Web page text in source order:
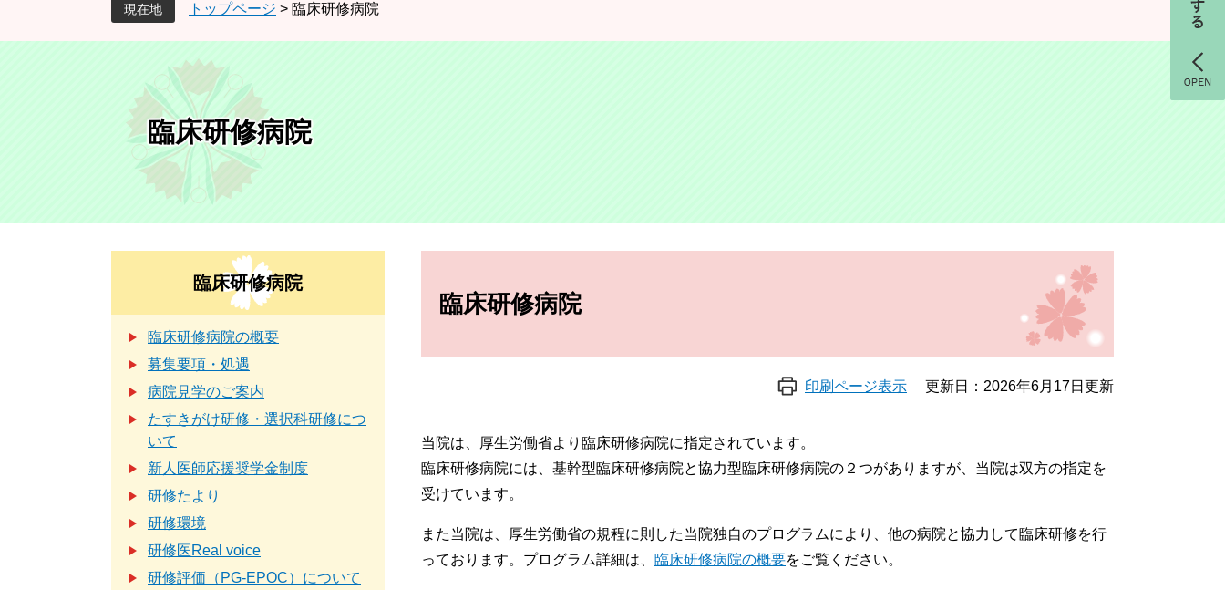
現在地 トップページ > 臨床研修病院
臨床研修病院
臨床研修病院
印刷ページ表示 更新日：2026年6月17日更新
当院は、厚生労働省より臨床研修病院に指定されています。
臨床研修病院には、基幹型臨床研修病院と協力型臨床研修病院の２つがありますが、当院は双方の指定を
受けています。
また当院は、厚生労働省の規程に則した当院独自のプログラムにより、他の病院と協力して臨床研修を行
っております。プログラム詳細は、 臨床研修病院の概要をご覧ください。
臨床研修病院
臨床研修病院の概要
募集要項・処遇
病院見学のご案内
たすきがけ研修・選択科研修につ
いて
新人医師応援奨学金制度
研修たより
研修環境
研修医Real voice
研修評価（PG-EPOC）について